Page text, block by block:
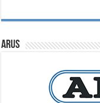
ARUS